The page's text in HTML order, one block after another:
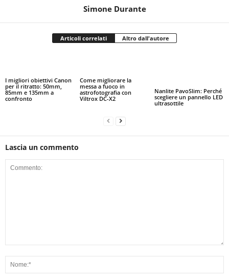
Simone Durante
Articoli correlati Altro dall'autore
I migliori obiettivi Canon
per il ritratto: 50mm,
85mm e 135mm a
confronto
Come migliorare la
messa a fuoco in
astrofotografia con
Viltrox DC-X2
Nanlite PavoSlim: Perché
scegliere un pannello LED
ultrasottile
Lascia un commento